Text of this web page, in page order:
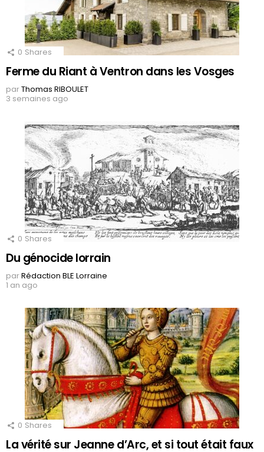
0 Shares
Ferme du Riant à Ventron dans les Vosges
parThomas RIBOULET
3 semaines ago
0 Shares
Du génocide lorrain
parRédaction BLE Lorraine
1 an ago
0 Shares
La vérité sur Jeanne d’Arc, et si tout était faux